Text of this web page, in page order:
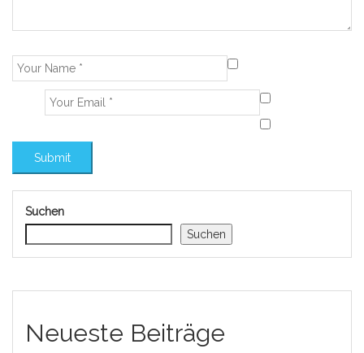
Suchen
Suchen
Neueste Beiträge